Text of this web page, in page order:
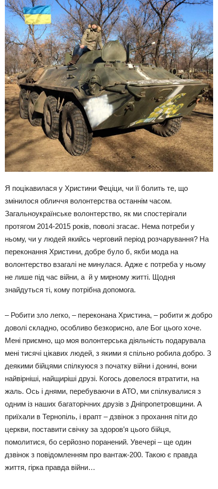
Я поцікавилася у Христини Феціци, чи її болить те, що
змінилося обличчя волонтерства останнім часом.
Загальноукраїнське волонтерство, як ми спостерігали
протягом 2014-2015 років, поволі згасає. Нема потреби у
ньому, чи у людей якийсь черговий період розчарування? На
переконання Христини, добре було б, якби мода на
волонтерство взагалі не минулася. Адже є потреба у ньому
не лише під час війни, а й у мирному житті. Щодня
знайдуться ті, кому потрібна допомога.
– Робити зло легко, – переконана Христина, – робити ж добро
доволі складно, особливо безкорисно, але Бог цього хоче.
Мені приємно, що моя волонтерська діяльність подарувала
мені тисячі цікавих людей, з якими я спільно робила добро. З
деякими бійцями спілкуюся з початку війни і донині, вони
найвірніші, найщиріші друзі. Когось довелося втратити, на
жаль. Ось і днями, перебуваючи в АТО, ми спілкувалися з
одним із наших багаторічних друзів з Дніпропетровщини. А
приїхали в Тернопіль, і врапт – дзвінок з прохання піти до
церкви, поставити свічку за здоров’я цього бійця,
помолитися, бо серйозно поранений. Увечері – ще один
дзвінок з повідомленням про вантаж-200. Такою є правда
життя, гірка правда війни…